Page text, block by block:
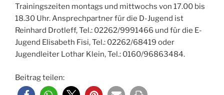
Trainingszeiten montags und mittwochs von 17.00 bis
18.30 Uhr. Ansprechpartner für die D-Jugend ist
Reinhard Drotleff, Tel.: 02262/9991466 und für die E-
Jugend Elisabeth Fisi, Tel.: 02262/68419 oder
Jugendleiter Lothar Klein, Tel.: 0160/96863484.
Beitrag teilen: